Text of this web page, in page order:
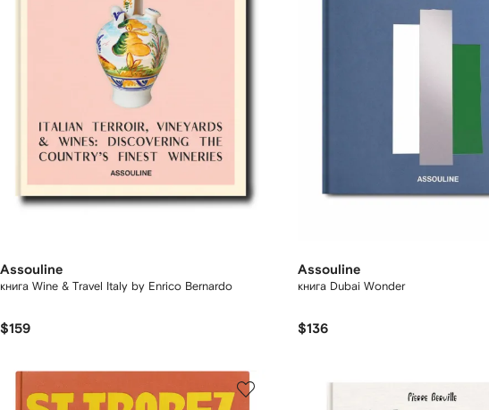
Assouline
книга Wine & Travel Italy by Enrico Bernardo
$159
Assouline
книга Dubai Wonder
$136